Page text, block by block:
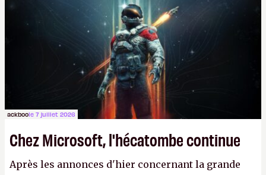
Lapins Crétins) et l'Obsidian d'aujourd'hui n'est plus
le même studio qu'il y a 15 ans. Mais bon, OK, on
peut commencer à fantasmer.A.
ackboole 7 juillet 2026
Chez Microsoft, l'hécatombe continue
Après les annonces d'hier concernant la grande